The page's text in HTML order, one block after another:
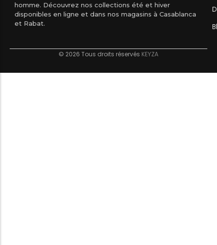
homme. Découvrez nos collections été et hiver
disponibles en ligne et dans nos magasins à Casablanca
et Rabat.
© 2026 Tous droits réservés KEYZA